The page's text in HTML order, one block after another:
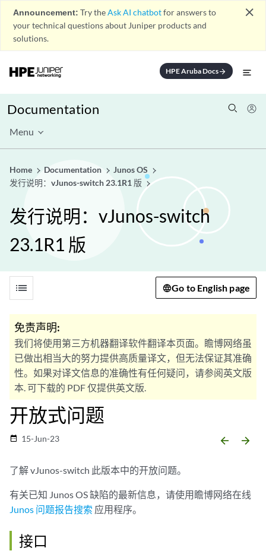
Announcement: Try theAsk AI chatbotfor answers to
your technical questions about Juniper products and
solutions.
close
HPE Aruba Docsarrow_forward
Documentation
Menu
Home Documentation
Junos OS
发行说明：vJunos-switch 23.1R1 版
发行说明：vJunos-switch
23.1R1 版
list Go to English page
免责声明:
我们将使用第三方机器翻译软件翻译本页面。瞻博网络虽
已做出相当大的努力提供高质量译文，但无法保证其准确
性。如果对译文信息的准确性有任何疑问，请参阅英文版
本. 可下载的 PDF 仅提供英文版.
开放式问题
date_range 15-Jun-23 arrow_backward arrow_forward
了解 vJunos-switch 此版本中的开放问题。
有关已知 Junos OS 缺陷的最新信息，请使用瞻博网络在线
Junos 问题报告搜索 应用程序。
接口